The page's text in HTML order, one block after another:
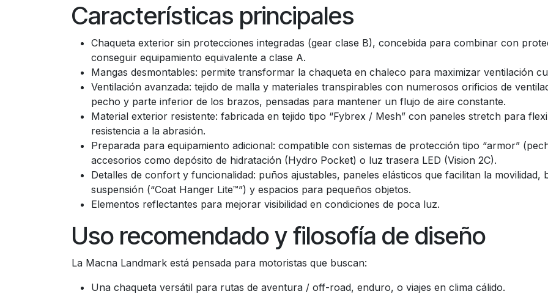
Características principales
Chaqueta exterior sin protecciones integradas (gear clase B), concebida para combinar con
conseguir equipamiento equivalente a clase A.
Mangas desmontables: permite transformar la chaqueta en chaleco para maximizar ventilación
Ventilación avanzada: tejido de malla y materiales transpirables con numerosos orificios de
pecho y parte inferior de los brazos, pensadas para mantener un flujo de aire constante.
Material exterior resistente: fabricada en tejido tipo “Fybrex / Mesh” con paneles stretch para
resistencia a la abrasión.
Preparada para equipamiento adicional: compatible con sistemas de protección tipo “armor”
accesorios como depósito de hidratación (Hydro Pocket) o luz trasera LED (Vision 2C).
Detalles de confort y funcionalidad: puños ajustables, paneles elásticos que facilitan la
suspensión (“Coat Hanger Lite™”) y espacios para pequeños objetos.
Elementos reflectantes para mejorar visibilidad en condiciones de poca luz.
Uso recomendado y filosofía de diseño
La Macna Landmark está pensada para motoristas que buscan:
Una chaqueta versátil para rutas de aventura / off-road, enduro, o viajes en clima cálido.